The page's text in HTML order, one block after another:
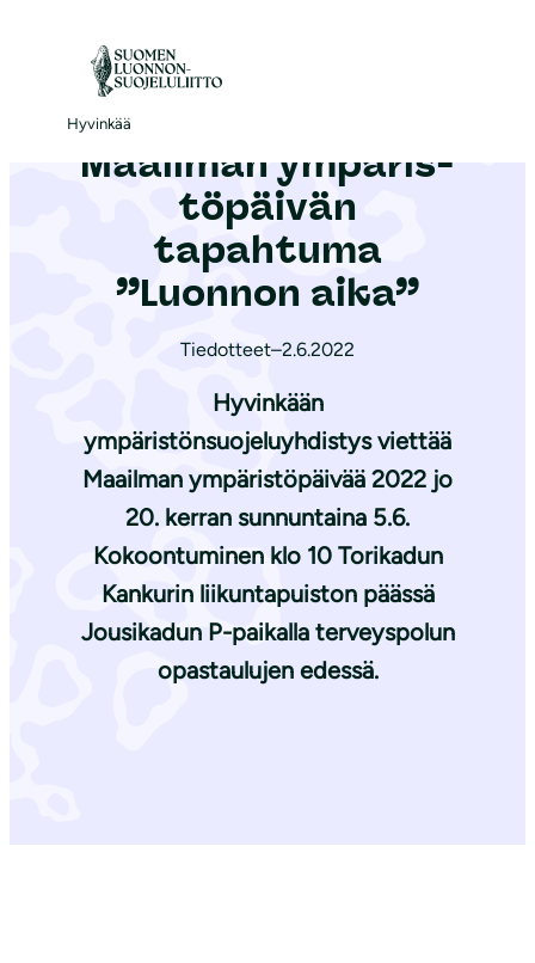
Hyvinkää
Etusivu|Ajankohtaista
Maailman ym­pä­ris­
tö­päi­vän
tapahtuma
”Luonnon aika”
Tiedotteet–2.6.2022
Hyvinkään
ympäristönsuojeluyhdistys viettää
Maailman ympäristöpäivää 2022 jo
20. kerran sunnuntaina 5.6.
Kokoontuminen klo 10 Torikadun
Kankurin liikuntapuiston päässä
Jousikadun P-paikalla terveyspolun
opastaulujen edessä.